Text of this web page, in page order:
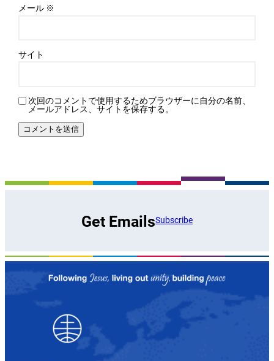
メール ※
サイト
次回のコメントで使用するためブラウザーに自分の名前、
メールアドレス、サイトを保存する。
Get EmailsSubscribe